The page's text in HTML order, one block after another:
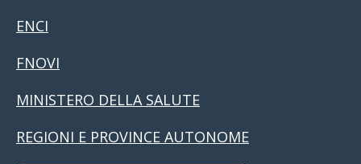
ENCI
FNOVI
MINISTERO DELLA SALUTE
REGIONI E PROVINCE AUTONOME